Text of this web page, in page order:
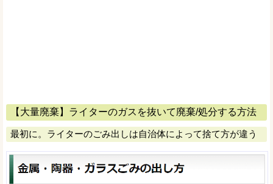
【大量廃棄】ライターのガスを抜いて廃棄/処分する方法
最初に。ライターのごみ出しは自治体によって捨て方が違う